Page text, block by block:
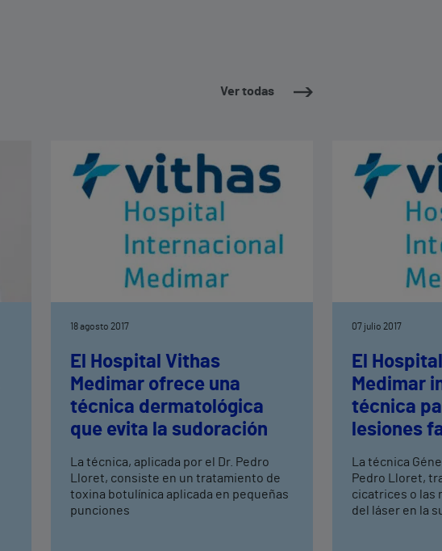
Ver todas
18 agosto 2017
El Hospital Vithas
Medimar ofrece una
técnica dermatológica
que evita la sudoración
La técnica, aplicada por el Dr. Pedro
Lloret, consiste en un tratamiento de
toxina botulínica aplicada en pequeñas
punciones
07 julio 2017
El
Medimar
técnica
lesiones
La técnica
Pedro Lloret,
cicatrices o las
del láser en la